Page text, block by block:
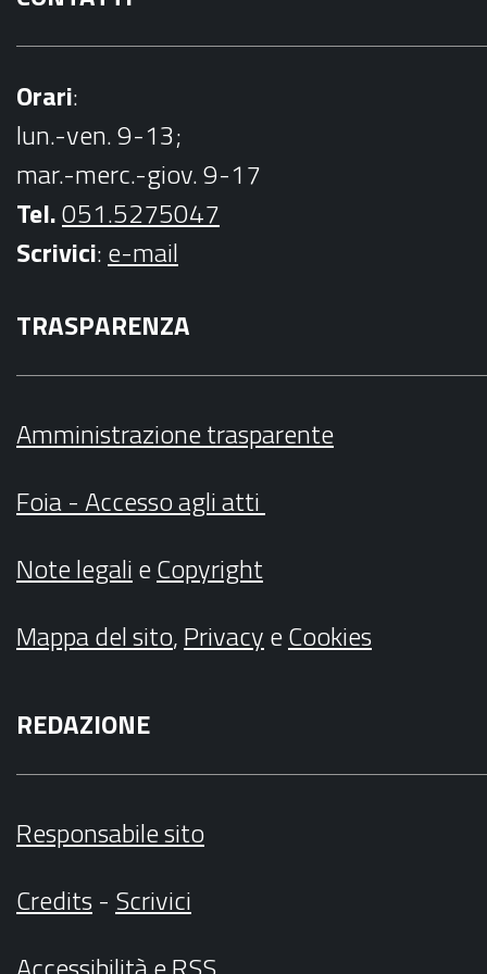
Orari:
lun.-ven. 9-13;
mar.-merc.-giov. 9-17
Tel.051.5275047
Scrivici:e-mail
TRASPARENZA
Amministrazione trasparente
Foia - Accesso agli atti
Note legalieCopyright
Mappa del sito,PrivacyeCookies
REDAZIONE
Responsabile sito
Credits- Scrivici